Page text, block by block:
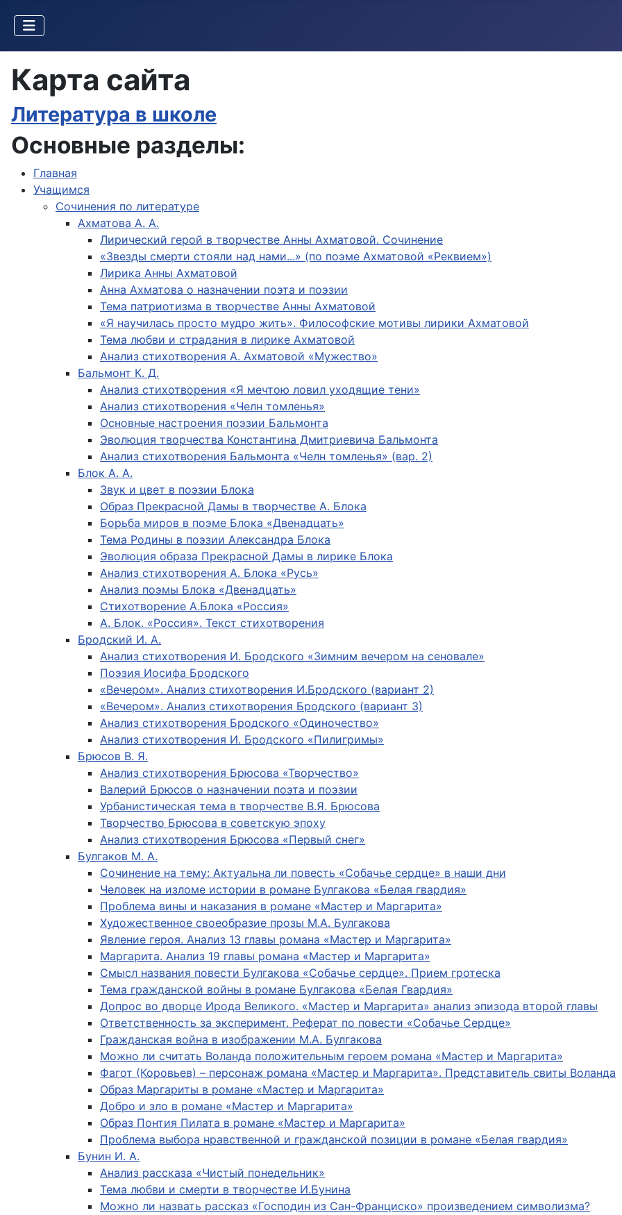
Карта сайта
Литература в школе
Основные разделы:
Главная
Учащимся
Сочинения по литературе
Ахматова А. А.
Лирический герой в творчестве Анны Ахматовой. Сочинение
«Звезды смерти стояли над нами...» (по поэме Ахматовой «Реквием»)
Лирика Анны Ахматовой
Анна Ахматова о назначении поэта и поэзии
Тема патриотизма в творчестве Анны Ахматовой
«Я научилась просто мудро жить». Философские мотивы лирики Ахматовой
Тема любви и страдания в лирике Ахматовой
Анализ стихотворения А. Ахматовой «Мужество»
Бальмонт К. Д.
Анализ стихотворения «Я мечтою ловил уходящие тени»
Анализ стихотворения «Челн томленья»
Основные настроения поэзии Бальмонта
Эволюция творчества Константина Дмитриевича Бальмонта
Анализ стихотворения Бальмонта «Челн томленья» (вар. 2)
Блок А. А.
Звук и цвет в поэзии Блока
Образ Прекрасной Дамы в творчестве А. Блока
Борьба миров в поэме Блока «Двенадцать»
Тема Родины в поэзии Александра Блока
Эволюция образа Прекрасной Дамы в лирике Блока
Анализ стихотворения А. Блока «Русь»
Анализ поэмы Блока «Двенадцать»
Стихотворение А.Блока «Россия»
А. Блок. «Россия». Текст стихотворения
Бродский И. А.
Анализ стихотворения И. Бродского «Зимним вечером на сеновале»
Поэзия Иосифа Бродского
«Вечером». Анализ стихотворения И.Бродского (вариант 2)
«Вечером». Анализ стихотворения Бродского (вариант 3)
Анализ стихотворения Бродского «Одиночество»
Анализ стихотворения И. Бродского «Пилигримы»
Брюсов В. Я.
Анализ стихотворения Брюсова «Творчество»
Валерий Брюсов о назначении поэта и поэзии
Урбанистическая тема в творчестве В.Я. Брюсова
Творчество Брюсова в советскую эпоху
Анализ стихотворения Брюсова «Первый снег»
Булгаков М. А.
Сочинение на тему: Актуальна ли повесть «Собачье сердце» в наши дни
Человек на изломе истории в романе Булгакова «Белая гвардия»
Проблема вины и наказания в романе «Мастер и Маргарита»
Художественное своеобразие прозы М.А. Булгакова
Явление героя. Анализ 13 главы романа «Мастер и Маргарита»
Маргарита. Анализ 19 главы романа «Мастер и Маргарита»
Смысл названия повести Булгакова «Собачье сердце». Прием гротеска
Тема гражданской войны в романе Булгакова «Белая Гвардия»
Допрос во дворце Ирода Великого. «Мастер и Маргарита» анализ эпизода второй главы
Ответственность за эксперимент. Реферат по повести «Собачье Сердце»
Гражданская война в изображении М.А. Булгакова
Можно ли считать Воланда положительным героем романа «Мастер и Маргарита»
Фагот (Коровьев) – персонаж романа «Мастер и Маргарита». Представитель свиты Воланда
Образ Маргариты в романе «Мастер и Маргарита»
Добро и зло в романе «Мастер и Маргарита»
Образ Понтия Пилата в романе «Мастер и Маргарита»
Проблема выбора нравственной и гражданской позиции в романе «Белая гвардия»
Бунин И. А.
Анализ рассказа «Чистый понедельник»
Тема любви и смерти в творчестве И.Бунина
Можно ли назвать рассказ «Господин из Сан-Франциско» произведением символизма?